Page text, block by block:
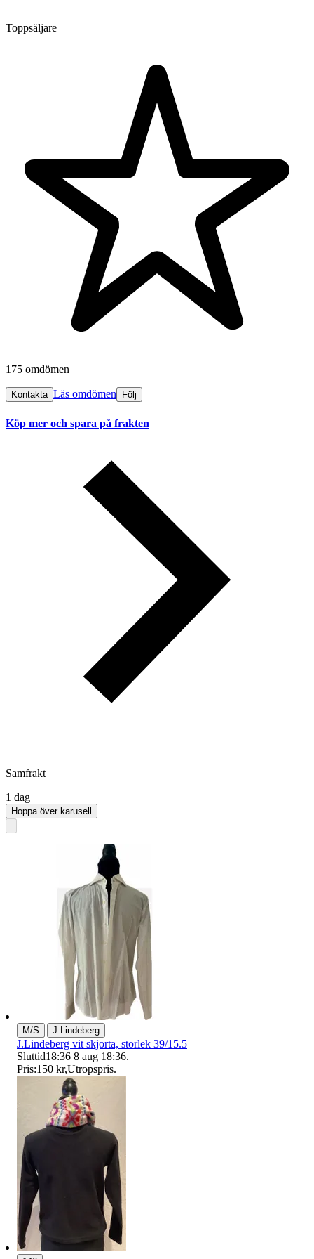
Toppsäljare
175 omdömen
Kontakta Läs omdömen Följ
Köp mer och spara på frakten
Samfrakt
1 dag
Hoppa över karusell
M/S | J Lindeberg
J.Lindeberg vit skjorta, storlek 39/15.5
Sluttid18:36 8 aug 18:36.
Pris:150 kr,Utropspris.